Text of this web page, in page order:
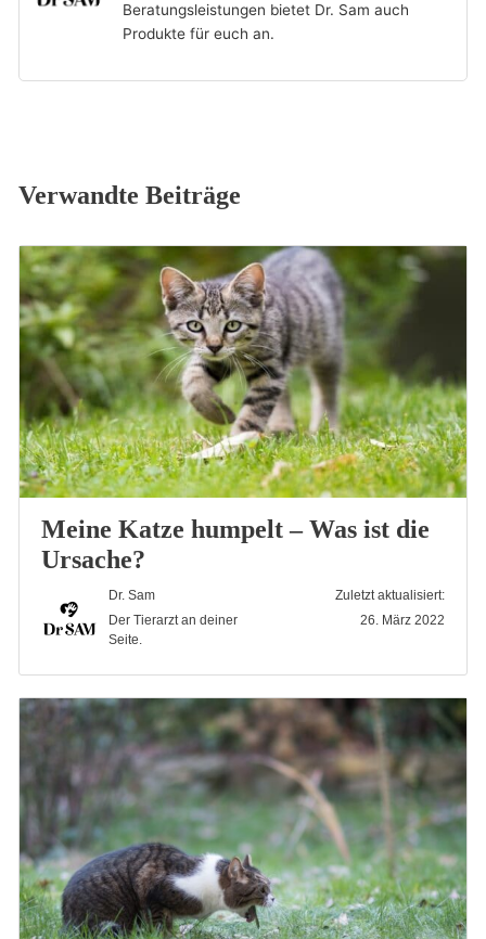
Beratungsleistungen bietet Dr. Sam auch
Produkte für euch an.
Verwandte Beiträge
Meine Katze humpelt – Was ist die
Ursache?
Dr. Sam
Der Tierarzt an deiner
Seite.
Zuletzt aktualisiert:
26. März 2022